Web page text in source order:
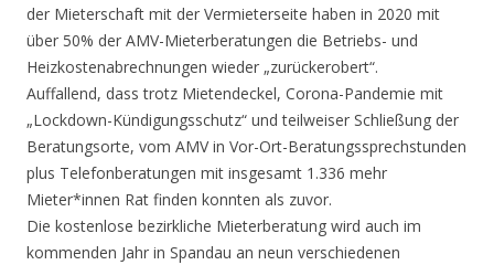
der Mieterschaft mit der Vermieterseite haben in 2020 mit
über 50% der AMV-Mieterberatungen die Betriebs- und
Heizkostenabrechnungen wieder „zurückerobert“.
Auffallend, dass trotz Mietendeckel, Corona-Pandemie mit
„Lockdown-Kündigungsschutz“ und teilweiser Schließung der
Beratungsorte, vom AMV in Vor-Ort-Beratungssprechstunden
plus Telefonberatungen mit insgesamt 1.336 mehr
Mieter*innen Rat finden konnten als zuvor.
Die kostenlose bezirkliche Mieterberatung wird auch im
kommenden Jahr in Spandau an neun verschiedenen